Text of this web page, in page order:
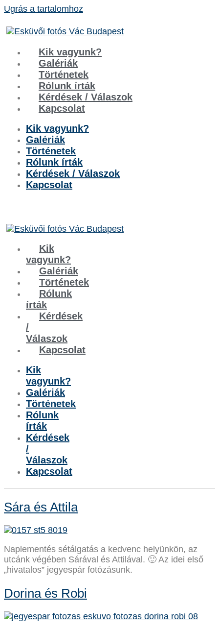
Ugrás a tartalomhoz
Kik vagyunk?
Galériák
Történetek
Rólunk írták
Kérdések / Válaszok
Kapcsolat
Kik vagyunk?
Galériák
Történetek
Rólunk írták
Kérdések / Válaszok
Kapcsolat
Kik
vagyunk?
Galériák
Történetek
Rólunk
írták
Kérdések
/
Válaszok
Kapcsolat
Kik
vagyunk?
Galériák
Történetek
Rólunk
írták
Kérdések
/
Válaszok
Kapcsolat
Sára és Attila
Naplementés sétálgatás a kedvenc helyünkön, az
utcánk végében Sárával és Attilával. 🙂 Az idei első
„hivatalos” jegyespár fotózásunk.
Dorina és Robi